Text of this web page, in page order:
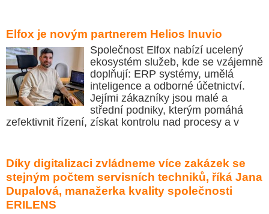
Elfox je novým partnerem Helios Inuvio
Společnost Elfox nabízí ucelený
ekosystém služeb, kde se vzájemně
doplňují: ERP systémy, umělá
inteligence a odborné účetnictví.
Jejími zákazníky jsou malé a
střední podniky, kterým pomáhá
zefektivnit řízení, získat kontrolu nad procesy a v
Díky digitalizaci zvládneme více zakázek se
stejným počtem servisních techniků, říká Jana
Dupalová, manažerka kvality společnosti
ERILENS